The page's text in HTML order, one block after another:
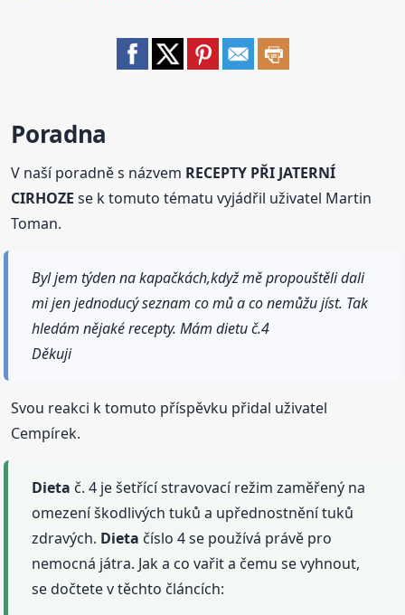
Poradna
V naší poradně s názvem RECEPTY PŘI JATERNÍ
CIRHOZE se k tomuto tématu vyjádřil uživatel Martin
Toman.
Byl jem týden na kapačkách,když mě propouštěli dali
mi jen jednoducý seznam co mů a co nemůžu jíst. Tak
hledám nějaké recepty. Mám dietu č.4
Děkuji
Svou reakci k tomuto příspěvku přidal uživatel
Cempírek.
Dieta č. 4 je šetřící stravovací režim zaměřený na
omezení škodlivých tuků a upřednostnění tuků
zdravých. Dieta číslo 4 se používá právě pro
nemocná játra. Jak a co vařit a čemu se vyhnout,
se dočtete v těchto článcích: